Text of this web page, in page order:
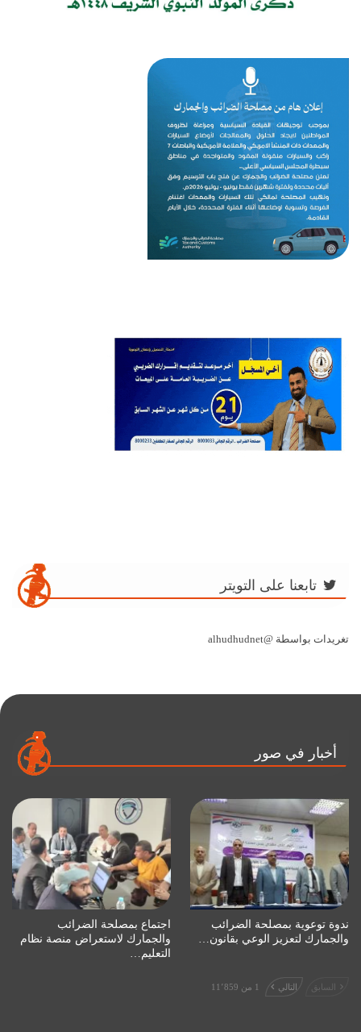
تابعنا على التويتر
تغريدات بواسطة @alhudhudnet
أخبار في صور
ندوة توعوية بمصلحة الضرائب
والجمارك لتعزيز الوعي بقانون…
اجتماع بمصلحة الضرائب
والجمارك لاستعراض منصة نظام
التعليم…
السابق التالي 1 من 11٬859